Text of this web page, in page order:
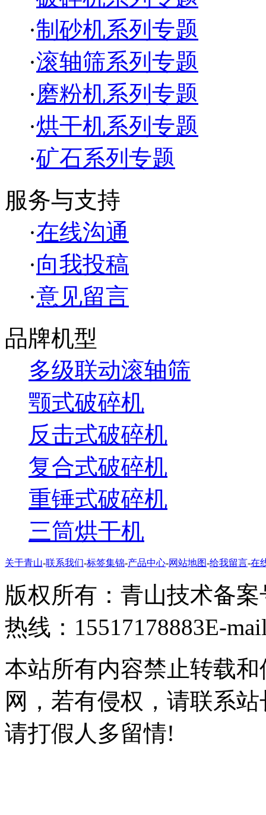
·制砂机系列专题
·滚轴筛系列专题
·磨粉机系列专题
·烘干机系列专题
·矿石系列专题
服务与支持
·在线沟通
·向我投稿
·意见留言
品牌机型
多级联动滚轴筛
颚式破碎机
反击式破碎机
复合式破碎机
重锤式破碎机
三筒烘干机
关于青山-联系我们-标签集锦-产品中心-网站地图-给我留言-在
版权所有：青山技术备案
热线：15517178883E-
本站所有内容禁止转载
网，若有侵权，请联系
请打假人多留情!